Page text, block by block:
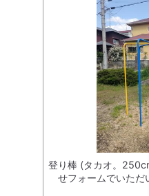
登り棒 (タカオ。
せフォームでいた